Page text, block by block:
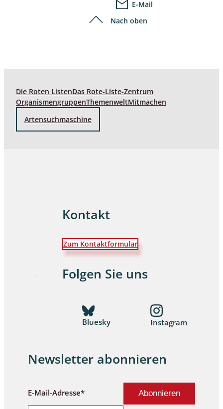
E-Mail
Nach oben
Die Roten ListenDas Rote-Liste-Zentrum
OrganismengruppenThemenweltMitmachen
Artensuchmaschine
Kontakt
Zum Kontaktformular
Folgen Sie uns
Bluesky Instagram
Newsletter abonnieren
E-Mail-Adresse*